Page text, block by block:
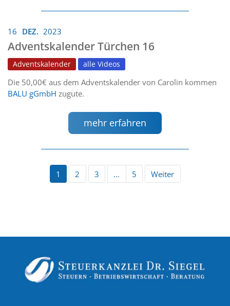
16 DEZ. 2023
Adventskalender Türchen 16
Adventskalender alle Videos
Die 50,00€ aus dem Adventskalender von Carolin kommen
BALU gGmbH zugute.
mehr erfahren
1 2 3 … 5 Weiter